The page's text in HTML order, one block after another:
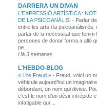
DARRERA UN DIVAN
L'EXPRESSIÓ ARTÍSTICA :
DE LA PSICOANÀLISI - Parlar
entre les arts i la psicoanàlisi és,
parlar de la necessitat que tenim
persones de donar forma a allò
pe...
Há 3 semanas
L'HEBDO-BLOG
« Lire Freud » - Freud, voici un
véhicule aujourd’hui un imaginaire
débordant, un nom qui divise.
c’est le nom d’un désir intrépide
infatigable qui ...